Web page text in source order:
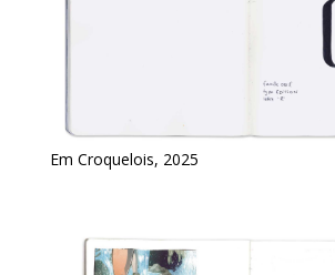
Em Croquelois, 2025